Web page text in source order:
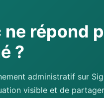
répond
?
administratif sur
visible et de